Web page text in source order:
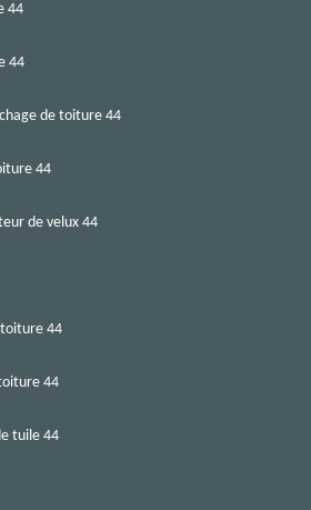
44
44
de toiture 44
44
de velux 44
44
44
tuile 44